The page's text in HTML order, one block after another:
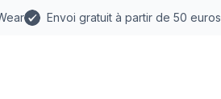
Envoi gratuit à partir de 50 euros